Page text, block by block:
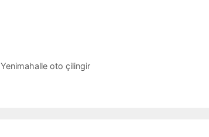
Yenimahalle oto çilingir